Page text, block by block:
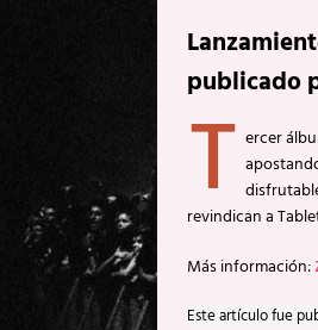
publicado
T ercer
revindican a
Más información:
Este artículo fue